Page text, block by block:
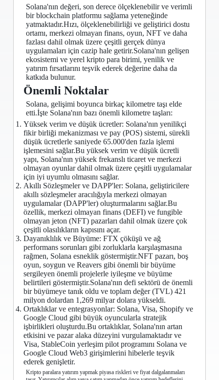
Solana'nın değeri, son derece ölçeklenebilir ve verimli
bir blockchain platformu sağlama yeteneğinde
yatmaktadır.Hızı, ölçeklenebilirliği ve geliştirici dostu
ortamı, merkezi olmayan finans, oyun, NFT ve daha
fazlası dahil olmak üzere çeşitli gerçek dünya
uygulamaları için cazip hale getirir.Solana'nın gelişen
ekosistemi ve yerel kripto para birimi, yenilik ve
yatırım fırsatlarını teşvik ederek değerine daha da
katkıda bulunur.
Önemli Noktalar
Solana, gelişimi boyunca birkaç kilometre taşı elde
etti.İşte Solana'nın bazı önemli kilometre taşları:
Yüksek verim ve düşük ücretler: Solana'nın yenilikçi
fikir birliği mekanizması ve pay (POS) sistemi, sürekli
düşük ücretlerle saniyede 65.000'den fazla işlemi
işlemesini sağlar.Bu yüksek verim ve düşük ücretli
yapı, Solana'nın yüksek frekanslı ticaret ve merkezi
olmayan oyunlar dahil olmak üzere çeşitli uygulamalar
için iyi uyumlu olmasını sağlar.
Akıllı Sözleşmeler ve DAPP'ler: Solana, geliştiricilere
akıllı sözleşmeler aracılığıyla merkezi olmayan
uygulamalar (DAPP'ler) oluşturmalarını sağlar.Bu
özellik, merkezi olmayan finans (DEFI) ve fungible
olmayan jeton (NFT) pazarları dahil olmak üzere çok
çeşitli olasılıkların kapısını açar.
Dayanıklılık ve Büyüme: FTX çöküşü ve ağ
performans sorunları gibi zorluklarla karşılaşmasına
rağmen, Solana esneklik göstermiştir.NFT pazarı, boş
oyun, soygun ve Reavers gibi önemli bir büyüme
sergileyen önemli projelerle iyileşme ve büyüme
belirtileri göstermiştir.Solana'nın defi sektörü de önemli
bir büyümeye tanık oldu ve toplam değer (TVL) 421
milyon dolardan 1,269 milyar dolara yükseldi.
Ortaklıklar ve entegrasyonlar: Solana, Visa, Shopify ve
Google Cloud gibi büyük oyuncularla stratejik
işbirlikleri oluşturdu.Bu ortaklıklar, Solana'nın artan
etkisini ve pazar alaka düzeyini vurgulamaktadır ve
Visa, StableCoin yerleşim pilot programını Solana ve
Google Cloud Web3 girişimlerini hibelerle teşvik
ederek genişletir.
Kripto paralara yatırım yapmak piyasa riskleri ve fiyat dalgalanmaları